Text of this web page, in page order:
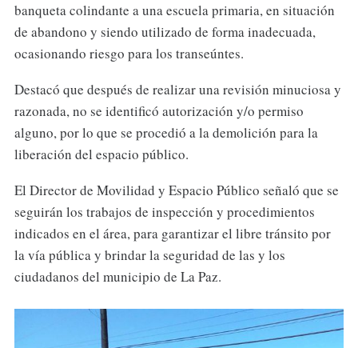
banqueta colindante a una escuela primaria, en situación
de abandono y siendo utilizado de forma inadecuada,
ocasionando riesgo para los transeúntes.
Destacó que después de realizar una revisión minuciosa y
razonada, no se identificó autorización y/o permiso
alguno, por lo que se procedió a la demolición para la
liberación del espacio público.
El Director de Movilidad y Espacio Público señaló que se
seguirán los trabajos de inspección y procedimientos
indicados en el área, para garantizar el libre tránsito por
la vía pública y brindar la seguridad de las y los
ciudadanos del municipio de La Paz.